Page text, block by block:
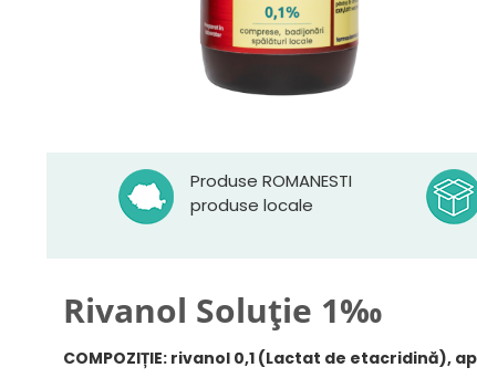
Produse ROMANESTI
produse locale
Rivanol Soluție 1‰
COMPOZIȚIE: rivanol 0,1 (Lactat de etacridină),